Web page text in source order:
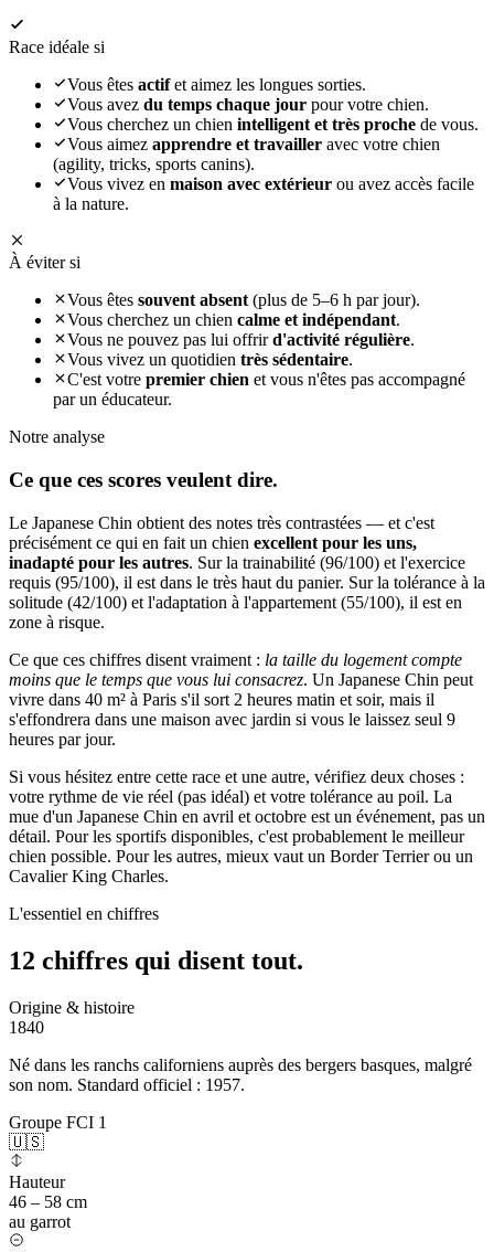
Race idéale si
Vous êtes actifet aimez les longues sorties.
Vous avez du temps chaque jour pour votre chien.
Vous cherchez un chien intelligent et très proche de vous.
Vous aimez apprendre et travailler avec votre chien
(agility, tricks, sports canins).
Vous vivez en maison avec extérieur ou avez accès facile
à la nature.
À éviter si
Vous êtes souvent absent(plus de 5–6 h par jour).
Vous cherchez un chien calme et indépendant.
Vous ne pouvez pas lui offrird'activité régulière.
Vous vivez un quotidien très sédentaire.
C'est votre premier chien et vous n'êtes pas accompagné
par un éducateur.
Notre analyse
Ce que ces scores veulent dire.
Le Japanese Chin obtient des notes très contrastées — et c'est
précisément ce qui en fait un chien excellent pour les uns,
inadapté pour les autres. Sur la trainabilité (96/100) et l'exercice
requis (95/100), il est dans le très haut du panier. Sur la tolérance à la
solitude (42/100) et l'adaptation à l'appartement (55/100), il est en
zone à risque.
Ce que ces chiffres disent vraiment : la taille du logement compte
moins que le temps que vous lui consacrez. Un Japanese Chin peut
vivre dans 40 m² à Paris s'il sort 2 heures matin et soir, mais il
s'effondrera dans une maison avec jardin si vous le laissez seul 9
heures par jour.
Si vous hésitez entre cette race et une autre, vérifiez deux choses :
votre rythme de vie réel (pas idéal) et votre tolérance au poil. La
mue d'un Japanese Chin en avril et octobre est un événement, pas un
détail. Pour les sportifs disponibles, c'est probablement le meilleur
chien possible. Pour les autres, mieux vaut un Border Terrier ou un
Cavalier King Charles.
L'essentiel en chiffres
12 chiffres qui disent tout.
Origine & histoire
1840
Né dans les ranchs californiens auprès des bergers basques, malgré
son nom. Standard officiel : 1957.
Groupe FCI 1
🇺🇸
Hauteur
46 – 58 cm
au garrot